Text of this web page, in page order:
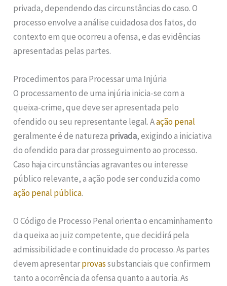
privada, dependendo das circunstâncias do caso. O
processo envolve a análise cuidadosa dos fatos, do
contexto em que ocorreu a ofensa, e das evidências
apresentadas pelas partes.
Procedimentos para Processar uma Injúria
O processamento de uma injúria inicia-se com a
queixa-crime, que deve ser apresentada pelo
ofendido ou seu representante legal. Aação penal
geralmente é de natureza privada, exigindo a iniciativa
do ofendido para dar prosseguimento ao processo.
Caso haja circunstâncias agravantes ou interesse
público relevante, a ação pode ser conduzida como
ação penal pública.
O Código de Processo Penal orienta o encaminhamento
da queixa ao juiz competente, que decidirá pela
admissibilidade e continuidade do processo. As partes
devem apresentarprovassubstanciais que confirmem
tanto a ocorrência da ofensa quanto a autoria. As